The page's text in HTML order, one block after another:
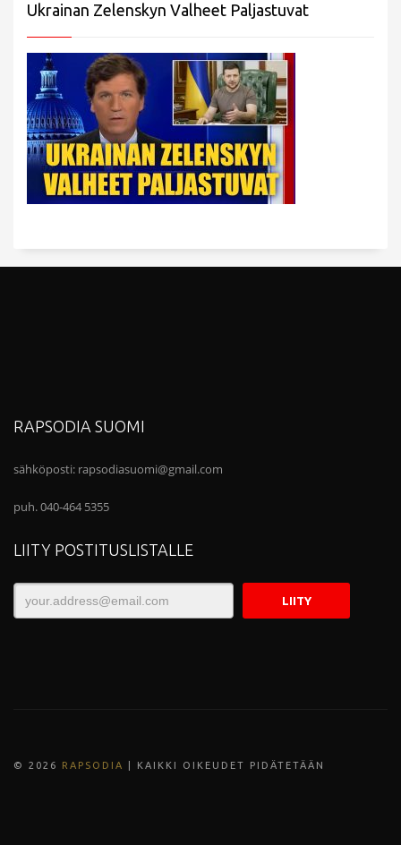
Ukrainan Zelenskyn Valheet Paljastuvat
RAPSODIA SUOMI
sähköposti: rapsodiasuomi@gmail.com
puh. 040-464 5355
LIITY POSTITUSLISTALLE
© 202 6 RAPSODIA | KAIKKI OIKEUDET PIDÄTETÄÄN